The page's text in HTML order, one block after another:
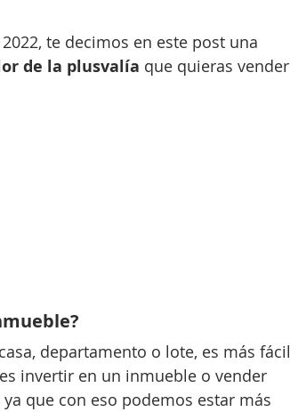
te decimos en este post una
de la plusvalía que quieras vender
departamento o lote, es más fácil
invertir en un inmueble o vender
que con eso podemos estar más